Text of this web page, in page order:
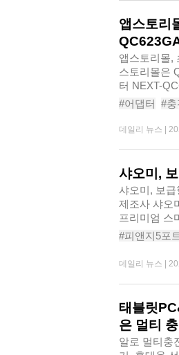
앱스토리
앱스토리몰,
스토리몰은
터 NEXT-
충전 어..
#어댑터 #충
#고속충전어
데일리 뉴스 |
샤오미,
샤오미, 보
제조사 샤오
프리미엄 스
#피앤지5포
#알로멀티충
데일리 뉴스 |
태블릿
은 멀티
알로 멀티충